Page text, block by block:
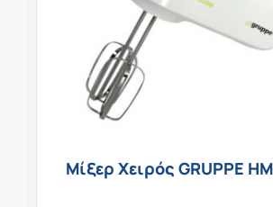
Μίξερ Χειρός GRUPPE